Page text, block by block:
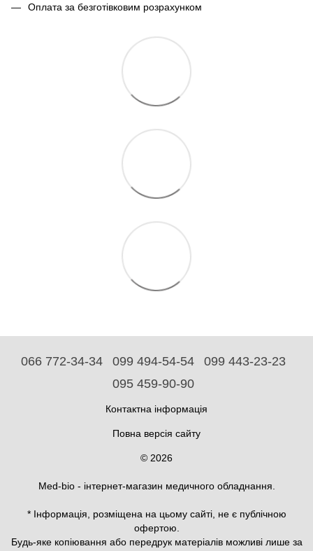
Оплата за безготівковим розрахунком
066 772-34-34 099 494-54-54
099 443-23-23
095 459-90-90
Контактна інформація
Повна версія сайту
© 2026
Med-bio - інтернет-магазин медичного обладнання.
* Інформація, розміщена на цьому сайті, не є публічною
офертою.
Будь-яке копіювання або передрук матеріалів можливі лише за